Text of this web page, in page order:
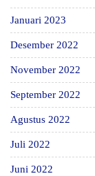
Januari 2023
Desember 2022
November 2022
September 2022
Agustus 2022
Juli 2022
Juni 2022